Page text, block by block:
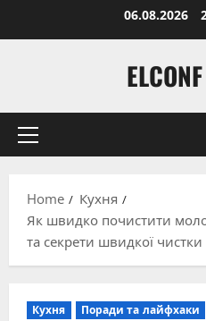
06.08.2026
Primary
Home
Кухня
Як швидко почистити
та секрети швидкої чистки
Кухня Поради та лайфхаки